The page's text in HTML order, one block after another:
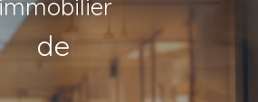
d’Act|